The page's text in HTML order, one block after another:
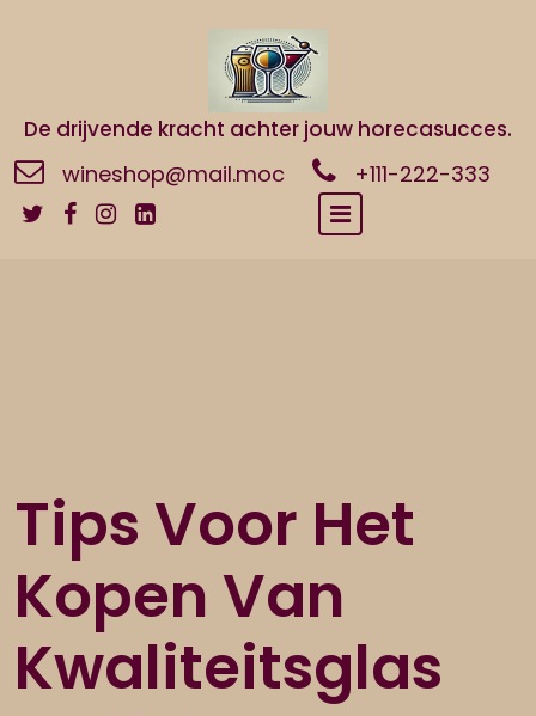
De drijvende kracht achter jouw horecasucces.
wineshop@mail.moc +111-222-333
Tips Voor Het
Kopen Van
Kwaliteitsglas